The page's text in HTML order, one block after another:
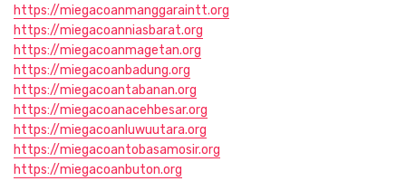
https://miegacoanmanggaraintt.org
https://miegacoanniasbarat.org
https://miegacoanmagetan.org
https://miegacoanbadung.org
https://miegacoantabanan.org
https://miegacoanacehbesar.org
https://miegacoanluwuutara.org
https://miegacoantobasamosir.org
https://miegacoanbuton.org